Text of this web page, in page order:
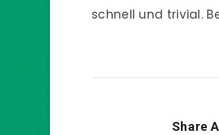
schnell und trivial.
Share